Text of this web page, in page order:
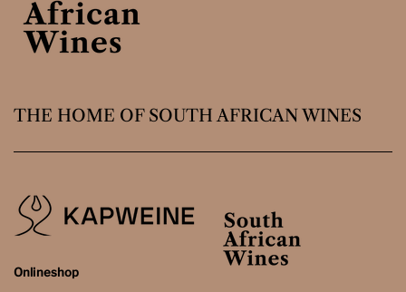
THE HOME OF SOUTH AFRICAN WINES
Onlineshop